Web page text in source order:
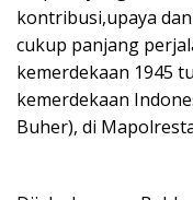
kontribusi,upaya
cukup panjang
kemerdekaan 1945
kemerdekaan
Buher), di